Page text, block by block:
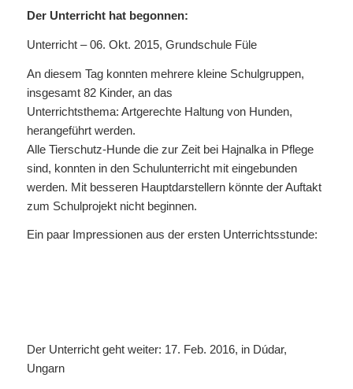
Der Unterricht hat begonnen:
Unterricht – 06. Okt. 2015, Grundschule Füle
An diesem Tag konnten mehrere kleine Schulgruppen,
insgesamt 82 Kinder, an das
Unterrichtsthema: Artgerechte Haltung von Hunden,
herangeführt werden.
Alle Tierschutz-Hunde die zur Zeit bei Hajnalka in Pflege
sind, konnten in den Schulunterricht mit eingebunden
werden. Mit besseren Hauptdarstellern könnte der Auftakt
zum Schulprojekt nicht beginnen.
Ein paar Impressionen aus der ersten Unterrichtsstunde:
Der Unterricht geht weiter: 17. Feb. 2016, in Dúdar,
Ungarn